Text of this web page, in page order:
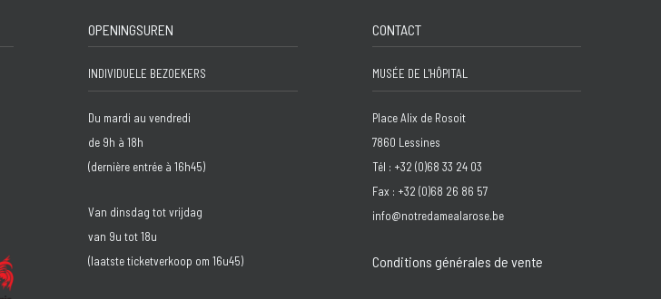
OPENINGSUREN
INDIVIDUELE BEZOEKERS
Du mardi au vendredi
de 9h à 18h
(dernière entrée à 16h45)
Van dinsdag tot vrijdag
van 9u tot 18u
(laatste ticketverkoop om 16u45)
CONTACT
MUSÉE DE L'HÔPITAL
Place Alix de Rosoit
7860 Lessines
Tél : +32 (0)68 33 24 03
Fax : +32 (0)68 26 86 57
info@notredamealarose.be
Conditions générales de vente